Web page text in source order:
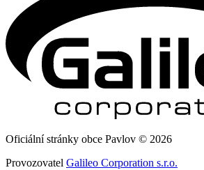
Oficiální stránky obce Pavlov © 2026
Provozovatel Galileo Corporation s.r.o.